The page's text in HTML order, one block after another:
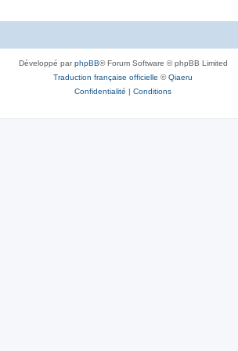
Développé parphpBB® Forum Software © phpBB Limited
Traduction française officielle ©Qiaeru
Confidentialité | Conditions